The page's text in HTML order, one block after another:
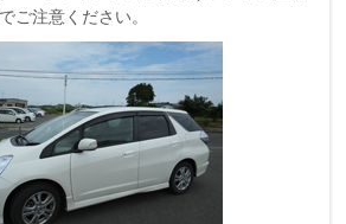
ご注意ください。